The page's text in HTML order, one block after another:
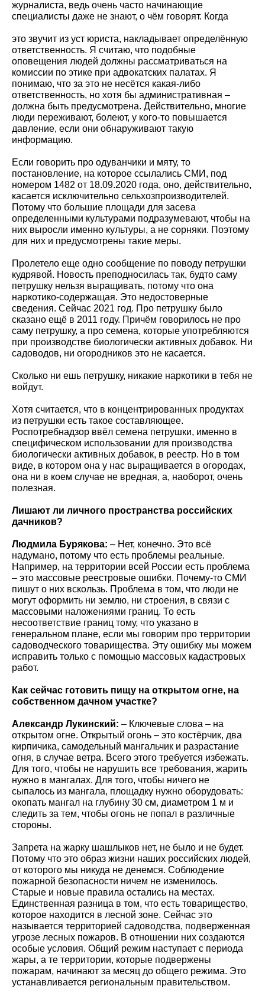
журналиста, ведь очень часто начинающие
специалисты даже не знают, о чём говорят. Когда
это звучит из уст юриста, накладывает определённую
ответственность. Я считаю, что подобные
оповещения людей должны рассматриваться на
комиссии по этике при адвокатских палатах. Я
понимаю, что за это не несётся какая-либо
ответственность, но хотя бы административная –
должна быть предусмотрена. Действительно, многие
люди переживают, болеют, у кого-то повышается
давление, если они обнаруживают такую
информацию.
Если говорить про одуванчики и мяту, то
постановление, на которое ссылались СМИ, под
номером 1482 от 18.09.2020 года, оно, действительно,
касается исключительно сельхозпроизводителей.
Потому что большие площади для засева
определенными культурами подразумевают, чтобы на
них выросли именно культуры, а не сорняки. Поэтому
для них и предусмотрены такие меры.
Пролетело еще одно сообщение по поводу петрушки
кудрявой. Новость преподносилась так, будто саму
петрушку нельзя выращивать, потому что она
наркотико-содержащая. Это недостоверные
сведения. Сейчас 2021 год. Про петрушку было
сказано ещё в 2011 году. Причём говорилось не про
саму петрушку, а про семена, которые употребляются
при производстве биологически активных добавок. Ни
садоводов, ни огородников это не касается.
Сколько ни ешь петрушку, никакие наркотики в тебя не
войдут.
Хотя считается, что в концентрированных продуктах
из петрушки есть такое составляющее.
Роспотребнадзор ввёл семена петрушки, именно в
специфическом использовании для производства
биологически активных добавок, в реестр. Но в том
виде, в котором она у нас выращивается в огородах,
она ни в коем случае не вредная, а, наоборот, очень
полезная.
Лишают ли личного пространства российских
дачников?
Людмила Бурякова: – Нет, конечно. Это всё
надумано, потому что есть проблемы реальные.
Например, на территории всей России есть проблема
– это массовые реестровые ошибки. Почему-то СМИ
пишут о них вскользь. Проблема в том, что люди не
могут оформить ни землю, ни строения, в связи с
массовыми наложениями границ. То есть
несоответствие границ тому, что указано в
генеральном плане, если мы говорим про территории
садоводческого товарищества. Эту ошибку мы можем
исправить только с помощью массовых кадастровых
работ.
Как сейчас готовить пищу на открытом огне, на
собственном дачном участке?
Александр Лукинский: – Ключевые слова – на
открытом огне. Открытый огонь – это костёрчик, два
кирпичика, самодельный мангальчик и разрастание
огня, в случае ветра. Всего этого требуется избежать.
Для того, чтобы не нарушить все требования, жарить
нужно в мангалах. Для того, чтобы ничего не
сыпалось из мангала, площадку нужно оборудовать:
окопать мангал на глубину 30 см, диаметром 1 м и
следить за тем, чтобы огонь не попал в различные
стороны.
Запрета на жарку шашлыков нет, не было и не будет.
Потому что это образ жизни наших российских людей,
от которого мы никуда не денемся. Соблюдение
пожарной безопасности ничем не изменилось.
Старые и новые правила остались на местах.
Единственная разница в том, что есть товарищество,
которое находится в лесной зоне. Сейчас это
называется территорией садоводства, подверженная
угрозе лесных пожаров. В отношении них создаются
особые условия. Общий режим наступает с периода
жары, а те территории, которые подвержены
пожарам, начинают за месяц до общего режима. Это
устанавливается региональным правительством.